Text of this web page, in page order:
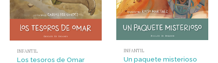
INFANTIL
Los tesoros de Omar
INFANTIL
Un paquete misterioso